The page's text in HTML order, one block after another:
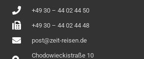
+49 30 – 44 02 44 50
+49 30 – 44 02 44 48
post@zeit-reisen.de
Chodowieckistraße 10